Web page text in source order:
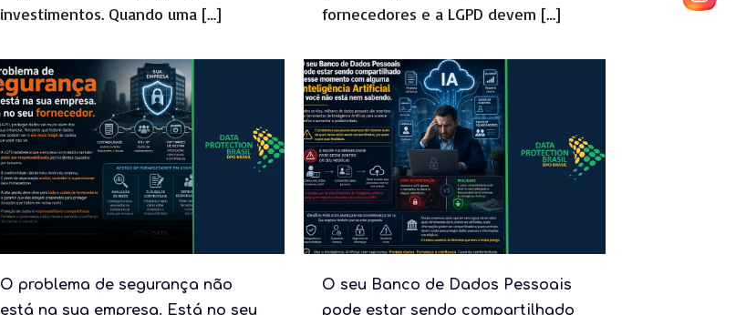
investimentos. Quando uma […]
fornecedores e a LGPD devem […]
O problema de segurança não
está na sua empresa. Está no seu
O seu Banco de Dados Pessoais
pode estar sendo compartilhado